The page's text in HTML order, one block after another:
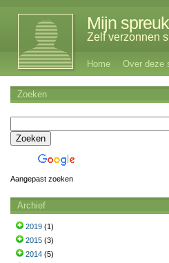
Mijn
Zelf verzonnen
Home Over deze
Zoeken
Aangepast zoeken
Archief
2019 (1)
2015 (3)
2014 (5)